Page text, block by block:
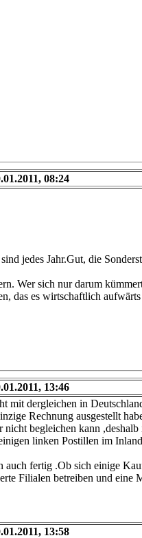
08:24
jedes Jahr.Gut, die
Wer sich nur darum
das es wirtschaftlich
13:46
mit dergleichen in
Rechnung ausgestellt
begleichen kann
linken Postillen im
fertig .Ob sich einige
Filialen betreiben und eine
13:58